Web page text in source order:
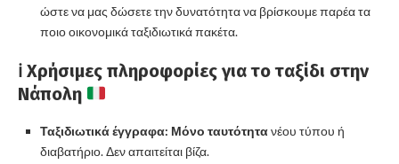
ώστε να μας δώσετε την δυνατότητα να βρίσκουμε παρέα τα
ποιο οικονομικά ταξιδιωτικά πακέτα.
ℹ️ Χρήσιμες πληροφορίες για το ταξίδι στην
Νάπολη
Ταξιδιωτικά έγγραφα: Μόνο ταυτότητανέου τύπου ή
διαβατήριο. Δεν απαιτείται βίζα.